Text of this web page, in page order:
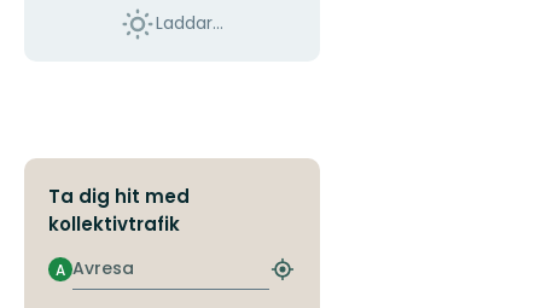
Laddar...
Ta dig hit med
kollektivtrafik
Avresa
A
Hitta